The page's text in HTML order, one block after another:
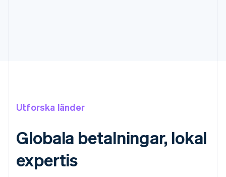
Utforska länder
Globala betalningar, lokal
expertis